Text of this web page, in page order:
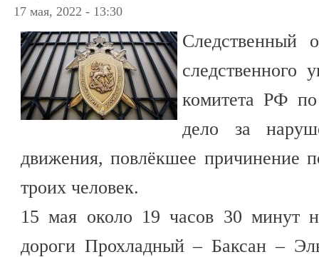
17 мая, 2022 - 13:30
Следственный
следственного
комитета РФ
дело за
движения, повлёкшее причинение
троих человек.
15 мая около 19 часов 30 минут
дороги Прохладный – Баксан –